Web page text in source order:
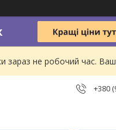
зараз не робочий час.
+380